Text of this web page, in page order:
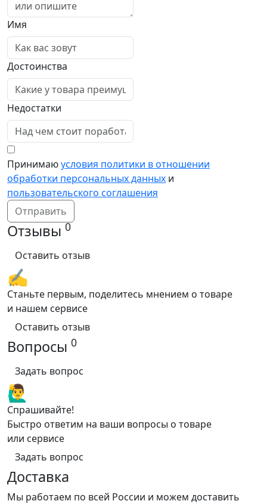
Имя
Достоинства
Недостатки
Принимаюусловия политики в отношении
обработки персональных данных и
пользовательского соглашения
Отправить
Отзывы 0
Оставить отзыв
✍️
Станьте первым, поделитесь мнением о товаре
и нашем сервисе
Оставить отзыв
Вопросы 0
Задать вопрос
🙋‍♂️
Спрашивайте!
Быстро ответим на ваши вопросы о товаре
или сервисе
Задать вопрос
Доставка
Мы работаем по всей России и можем доставить